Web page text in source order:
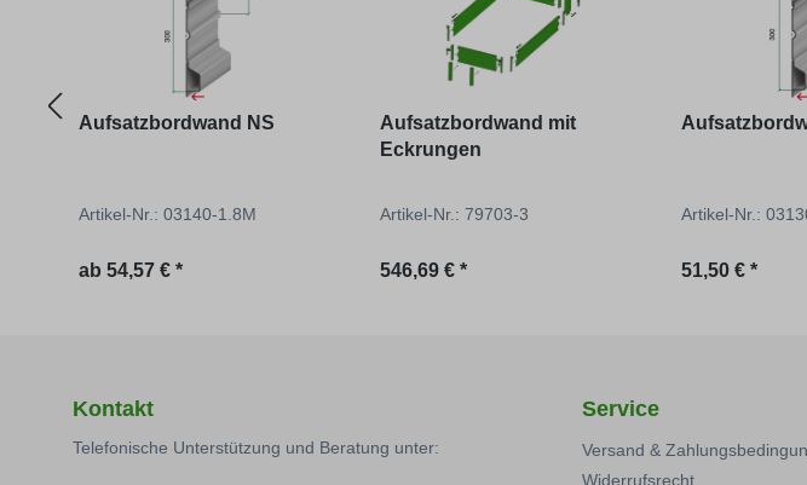
Aufsatzbordwand NS
Artikel-Nr.: 03140-1.8M
Regulärer Preis:
ab 54,57 € *
Aufsatzbordwand mit
Eckrungen
Artikel-Nr.: 79703-3
Regulärer Preis:
546,69 € *
Artikel-Nr.:
Regulärer
51,50 € *
Kontakt
Telefonische Unterstützung und Beratung unter:
Service
Versand &
Widerrufsrecht